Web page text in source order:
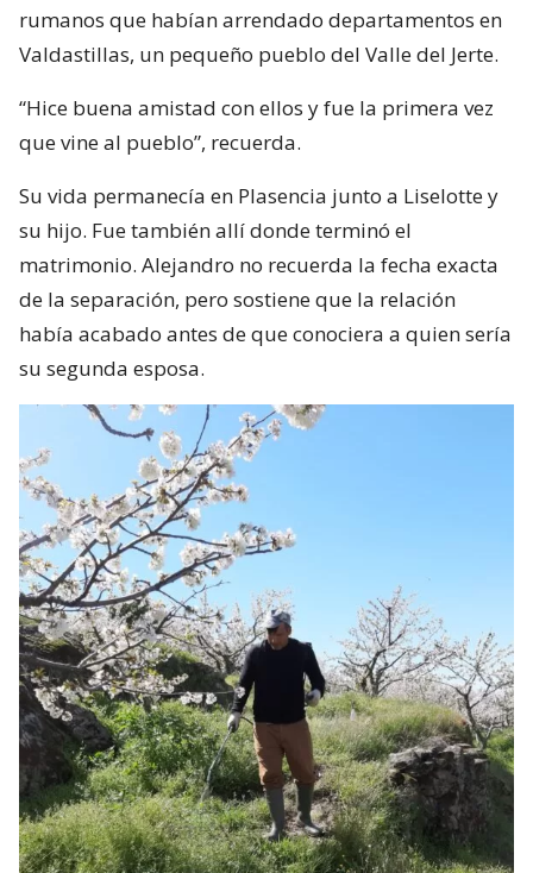
rumanos que habían arrendado departamentos en
Valdastillas, un pequeño pueblo del Valle del Jerte.
“Hice buena amistad con ellos y fue la primera vez
que vine al pueblo”, recuerda.
Su vida permanecía en Plasencia junto a Liselotte y
su hijo. Fue también allí donde terminó el
matrimonio. Alejandro no recuerda la fecha exacta
de la separación, pero sostiene que la relación
había acabado antes de que conociera a quien sería
su segunda esposa.